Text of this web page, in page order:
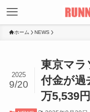
ホーム NEWS
東京マラ
付金が過
万5,539
2025
9/20